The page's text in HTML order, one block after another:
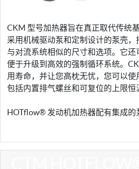
CKM 型号加热器旨在真正取代传统
采用机械驱动泵和定制设计的泵壳，
与对流系统相似的尺寸和选项。它还
便于升级到高效的强制循环系统。
用寿命，并让您高枕无忧，您可以使
包括内置排气螺丝和可复位的上限恒
HOTflow® 发动机加热器配有集成的